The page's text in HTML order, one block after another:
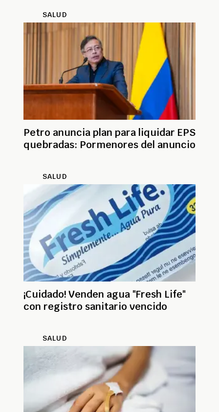
SALUD
Petro anuncia plan para liquidar EPS
quebradas: Pormenores del anuncio
SALUD
¡Cuidado! Venden agua "Fresh Life"
con registro sanitario vencido
SALUD